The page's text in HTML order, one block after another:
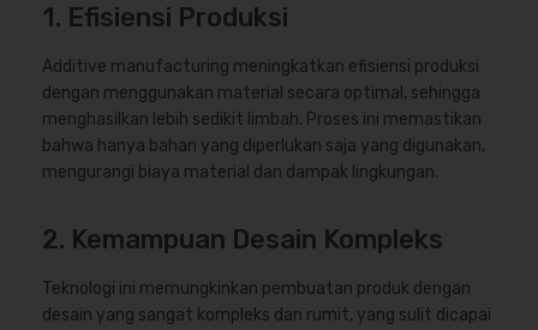
1. Efisiensi Produksi
Additive manufacturing meningkatkan efisiensi produksi
dengan menggunakan material secara optimal, sehingga
menghasilkan lebih sedikit limbah. Proses ini memastikan
bahwa hanya bahan yang diperlukan saja yang digunakan,
mengurangi biaya material dan dampak lingkungan.
2. Kemampuan Desain Kompleks
Teknologi ini memungkinkan pembuatan produk dengan
desain yang sangat kompleks dan rumit, yang sulit dicapai